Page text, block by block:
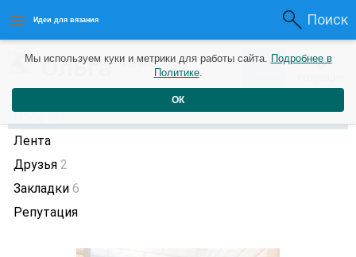
Идеи для вязания Поиск
Ольга4 дня назад 0 0
Профиль
Лента
Друзья 2
Закладки 6
Репутация
Мы используем куки и метрики для работы сайта. Подробнее в
Политике.
ОК